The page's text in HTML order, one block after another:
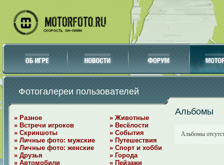
Фотогалереи пользователей
» Разное
» Встречи игроков
» Скриншоты
» Личные фото: мужские
» Личные фото: женские
» Друзья
» Автомобили
» Животные
» Весёлости
» События
» Путешествия
» Спорт и хобби
» Города
» Пейзажи
Альбомы
Альбомы